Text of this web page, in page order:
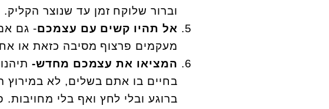
וברור שלוקח זמן עד שנוצר הקליק.
אל תהיו קשים עם עצמכם- גם
מעקמים פרצוף מסיבה כזאת או
המציאו את עצמכם מחדש-
בחיים בו אתם בשלים, לא במירוץ
ברוגע ובלי לחץ ואף בלי מחויבות.